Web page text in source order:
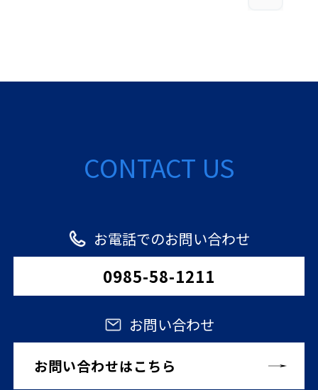
CONTACT US
お電話でのお問い合わせ
0985-58-1211
お問い合わせ
お問い合わせはこちら